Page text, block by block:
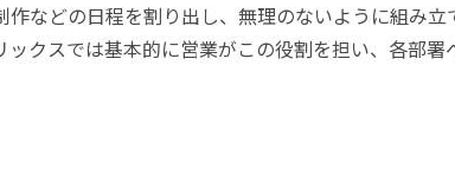
作などの日程を割り出し、無理のないように組み
ックスでは基本的に営業がこの役割を担い、各部署